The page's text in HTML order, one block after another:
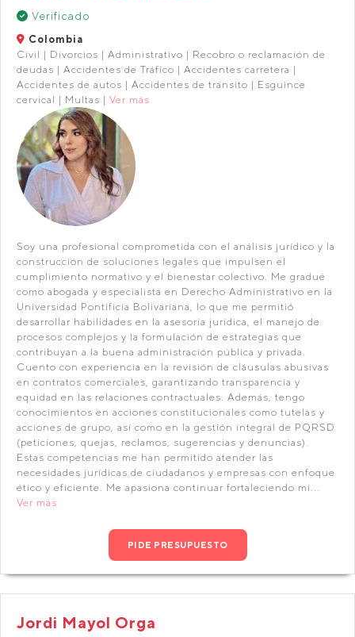
Verificado
Colombia
Civil | Divorcios | Administrativo | Recobro o reclamación de
deudas | Accidentes de Tráfico | Accidentes carretera |
Accidentes de autos | Accidentes de tránsito | Esguince
cervical | Multas | Ver más
Soy una profesional comprometida con el análisis jurídico y la
construcción de soluciones legales que impulsen el
cumplimiento normativo y el bienestar colectivo. Me gradué
como abogada y especialista en Derecho Administrativo en la
Universidad Pontificia Bolivariana, lo que me permitió
desarrollar habilidades en la asesoría jurídica, el manejo de
procesos complejos y la formulación de estrategias que
contribuyan a la buena administración pública y privada.
Cuento con experiencia en la revisión de cláusulas abusivas
en contratos comerciales, garantizando transparencia y
equidad en las relaciones contractuales. Además, tengo
conocimientos en acciones constitucionales como tutelas y
acciones de grupo, así como en la gestión integral de PQRSD
(peticiones, quejas, reclamos, sugerencias y denuncias).
Estas competencias me han permitido atender las
necesidades jurídicas de ciudadanos y empresas con enfoque
ético y eficiente. Me apasiona continuar fortaleciendo mi...
Ver más
PIDE PRESUPUESTO
Jordi Mayol Orga